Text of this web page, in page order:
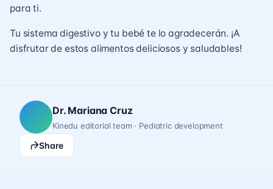
para ti.
Tu sistema digestivo y tu bebé te lo agradecerán. ¡A
disfrutar de estos alimentos deliciosos y saludables!
Dr. Mariana Cruz
Kinedu editorial team · Pediatric development
Share